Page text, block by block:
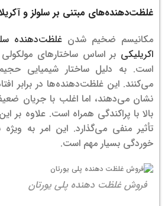
غلظت‌دهنده‌های مبتنی بر سلولز و
مکانیسم ضخیم شدن غلظت‌دهنده
اکریلیکی بر اساس ساختارهای
است. به دلیل ساختار شیمیایی
می‌کنند. این غلظت‌دهنده‌ها در برابر
نشان می‌دهند، اما اغلب با جریان
بالا با پراکندگی همراه است. علاوه بر
تأثیر منفی می‌گذارد. این امر به
خوردگی بسیار مهم است.
فروش غلظت دهنده پلی یورتان